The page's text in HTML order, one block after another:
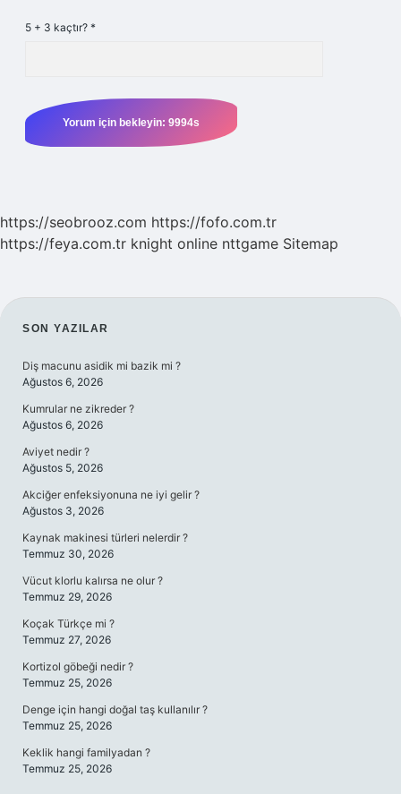
5 + 3 kaçtır? *
https://seobrooz.com https://fofo.com.tr
https://feya.com.tr knight online nttgame Sitemap
SIDEBAR
SON YAZILAR
Diş macunu asidik mi bazik mi ?
Ağustos 6, 2026
Kumrular ne zikreder ?
Ağustos 6, 2026
Aviyet nedir ?
Ağustos 5, 2026
Akciğer enfeksiyonuna ne iyi gelir ?
Ağustos 3, 2026
Kaynak makinesi türleri nelerdir ?
Temmuz 30, 2026
Vücut klorlu kalırsa ne olur ?
Temmuz 29, 2026
Koçak Türkçe mi ?
Temmuz 27, 2026
Kortizol göbeği nedir ?
Temmuz 25, 2026
Denge için hangi doğal taş kullanılır ?
Temmuz 25, 2026
Keklik hangi familyadan ?
Temmuz 25, 2026